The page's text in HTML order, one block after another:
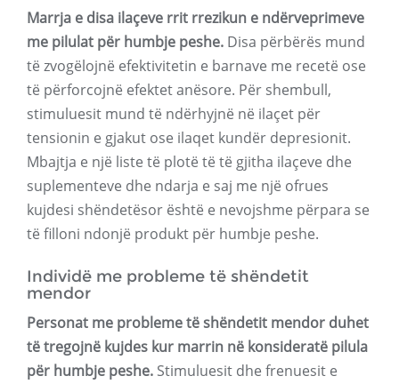
Marrja e disa ilaçeve rrit rrezikun e ndërveprimeve
me pilulat për humbje peshe. Disa përbërës mund
të zvogëlojnë efektivitetin e barnave me recetë ose
të përforcojnë efektet anësore. Për shembull,
stimuluesit mund të ndërhyjnë në ilaçet për
tensionin e gjakut ose ilaqet kundër depresionit.
Mbajtja e një liste të plotë të të gjitha ilaçeve dhe
suplementeve dhe ndarja e saj me një ofrues
kujdesi shëndetësor është e nevojshme përpara se
të filloni ndonjë produkt për humbje peshe.
Individë me probleme të shëndetit
mendor
Personat me probleme të shëndetit mendor duhet
të tregojnë kujdes kur marrin në konsideratë pilula
për humbje peshe. Stimuluesit dhe frenuesit e